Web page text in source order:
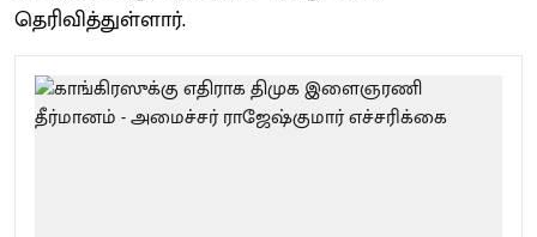
தெரிவித்துள்ளார்.